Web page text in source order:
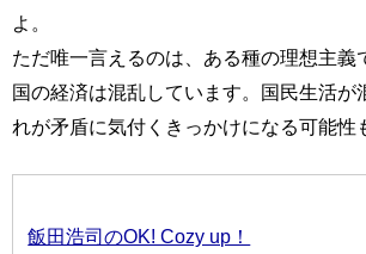
よ。
ただ唯一言えるのは、ある種の理想主義
国の経済は混乱しています。国民生活が
れが矛盾に気付くきっかけになる可能性
飯田浩司のOK! Cozy up！